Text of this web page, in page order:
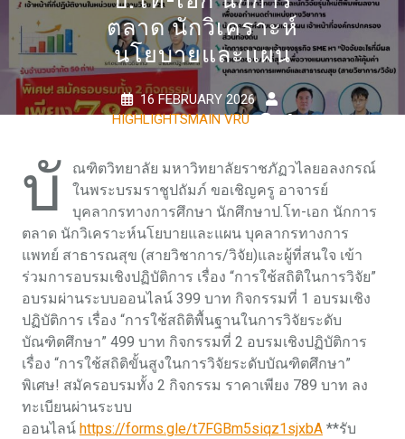
ตลาด นักวิเคราะห์
นโยบายและแผน
16 FEBRUARY 2026
HIGHLIGHTSMAIN VRU
0
บั
ณฑิตวิทยาลัย มหาวิทยาลัยราชภัฏวไลยอลงกรณ์
ในพระบรมราชูปถัมภ์ ขอเชิญครู อาจารย์
บุคลากรทางการศึกษา นักศึกษาป.โท-เอก นักการ
ตลาด นักวิเคราะห์นโยบายและแผน บุคลากรทางการ
แพทย์ สาธารณสุข (สายวิชาการ/วิจัย)และผู้ที่สนใจ เข้า
ร่วมการอบรมเชิงปฏิบัติการ เรื่อง “การใช้สถิติในการวิจัย”
อบรมผ่านระบบออนไลน์ 399 บาท กิจกรรมที่ 1 อบรมเชิง
ปฏิบัติการ เรื่อง “การใช้สถิติพื้นฐานในการวิจัยระดับ
บัณฑิตศึกษา” 499 บาท กิจกรรมที่ 2 อบรมเชิงปฏิบัติการ
เรื่อง “การใช้สถิติขั้นสูงในการวิจัยระดับบัณฑิตศึกษา”
พิเศษ! สมัครอบรมทั้ง 2 กิจกรรม ราคาเพียง 789 บาท ลง
ทะเบียนผ่านระบบ
ออนไลน์ https://forms.gle/t7FGBm5siqz1sjxbA **รับ